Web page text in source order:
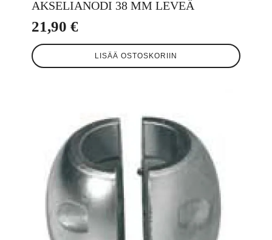
AKSELIANODI 38 MM LEVEÄ
21,90 €
LISÄÄ OSTOSKORIIN